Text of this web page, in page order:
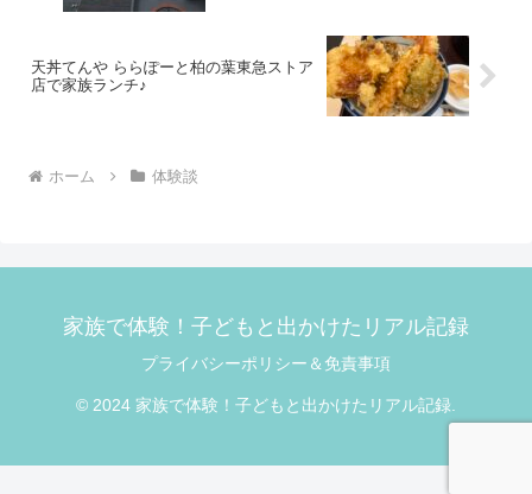
天丼てんや ららぽーと柏の葉東急ストア
店で家族ランチ♪
ホーム 体験談
家族で体験！子どもと出かけたリアル記録
プライバシーポリシー＆免責事項
© 2024 家族で体験！子どもと出かけたリアル記録.